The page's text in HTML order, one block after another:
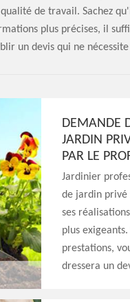
de travail. Sachez
plus précises, il
un devis qui ne
DEMANDE
JARDIN
PAR LE
Jardinier
de jardin privé
ses
plus
prestations,
dressera un